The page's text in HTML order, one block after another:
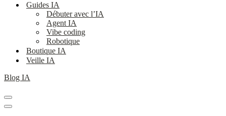
Guides IA
Débuter avec l’IA
Agent IA
Vibe coding
Robotique
Boutique IA
Veille IA
Blog IA
Menu
de
Menu